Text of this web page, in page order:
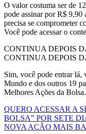
O valor costuma ser de
pode assinar por R$ 9,90
precisa se comprometer
Você pode acessar o
CONTINUA DEPOIS
CONTINUA DEPOIS
Sim, você pode entrar
Mundo e dos outros 19
Melhores Ações da Bolsa.
QUERO ACESSAR A
BOLSA” POR SETE
NOVA AÇÃO MAIS